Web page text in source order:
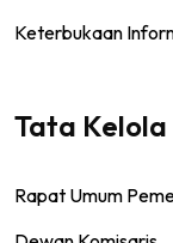
Keterbukaan
Tata Kelola
Rapat Umum